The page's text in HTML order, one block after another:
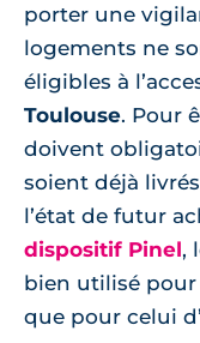
porter une
logements ne
éligibles à
Toulouse. Pour
doivent
soient déjà
l’état de futur
dispositif Pinel,
bien utilisé pour
que pour celui